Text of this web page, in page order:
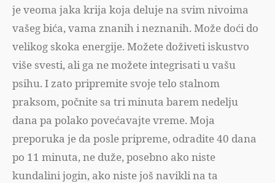
je veoma jaka krija koja deluje na svim nivoima
vašeg bića, vama znanih i neznanih. Može doći do
velikog skoka energije. Možete doživeti iskustvo
više svesti, ali ga ne možete integrisati u vašu
psihu. I zato pripremite svoje telo stalnom
praksom, počnite sa tri minuta barem nedelju
dana pa polako povećavajte vreme. Moja
preporuka je da posle pripreme, odradite 40 dana
po 11 minuta, ne duže, posebno ako niste
kundalini jogin, ako niste još navikli na ta